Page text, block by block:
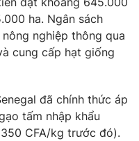
897
ha. Ngân sách
nghiệp thông qua
cung cấp hạt giống
đã chính thức áp
tấm nhập khẩu
CFA/kg trước đó).